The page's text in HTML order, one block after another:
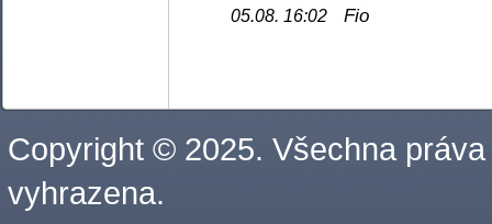
05.08. 16:02 Fio
Copyright © 2025. Všechna práva
vyhrazena.